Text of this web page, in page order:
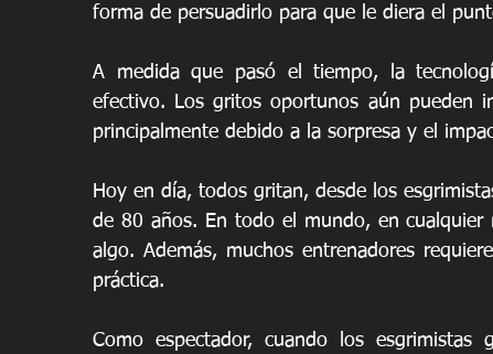
forma de persuadirlo para que le diera el
A medida que pasó el tiempo, la
efectivo. Los gritos oportunos aún pueden
principalmente debido a la sorpresa y el
Hoy en día, todos gritan, desde los
de 80 años. En todo el mundo, en
algo. Además, muchos entrenadores
práctica.
Como espectador, cuando los